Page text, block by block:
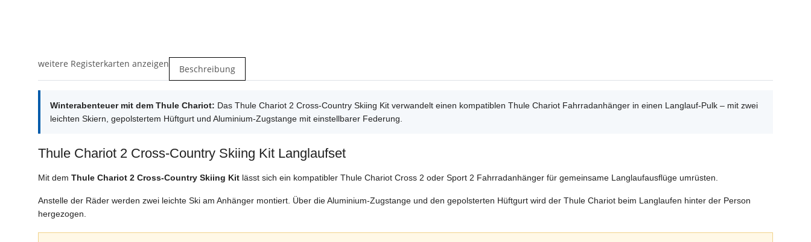
weitere Registerkarten anzeigen Beschreibung
Winterabenteuer mit dem Thule Chariot: Das Thule Chariot 2 Cross-Country Skiing Kit verwandelt einen kompatiblen Thule Chariot Fahrradanhänger in einen Langlauf-Pulk – mit zwei
leichten Skiern, gepolstertem Hüftgurt und Aluminium-Zugstange mit einstellbarer Federung.
Thule Chariot 2 Cross-Country Skiing Kit Langlaufset
Mit dem Thule Chariot 2 Cross-Country Skiing Kit lässt sich ein kompatibler Thule Chariot Cross 2 oder Sport 2 Fahrradanhänger für gemeinsame Langlaufausflüge umrüsten.
Anstelle der Räder werden zwei leichte Ski am Anhänger montiert. Über die Aluminium-Zugstange und den gepolsterten Hüftgurt wird der Thule Chariot beim Langlaufen hinter der Person
hergezogen.